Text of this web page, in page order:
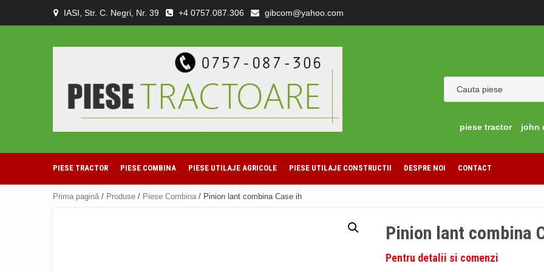
IASI, Str. C. Negri, Nr. 39 +4 0757.087.306 gibcom@yahoo.com
piese tractor
john
PIESE TRACTOR PIESE COMBINA PIESE UTILAJE AGRICOLE PIESE UTILAJE CONSTRUCTII DESPRE NOI CONTACT
Prima pagină / Produse / Piese Combina / Pinion lant combina Case ih
Pinion lant combina
Pentru detalii si comenzi